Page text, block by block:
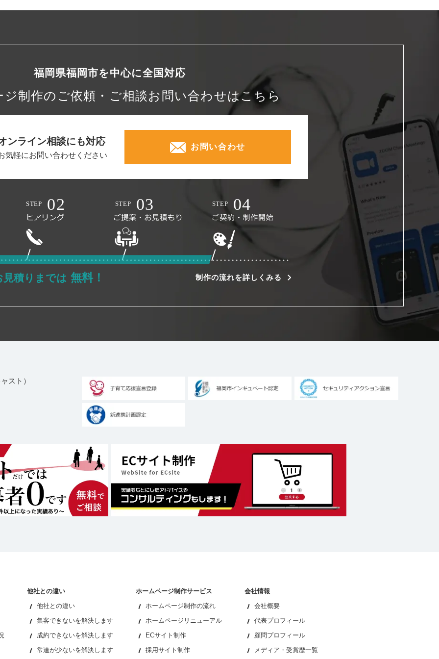
福岡県福岡市を中心に全国対応
ジ制作の ご依頼・ご相談お問い合わせはこちら
ンライン相談にも対応
気軽にお問い合わせください
お問い合わせ
積りまでは 無料！ 制作の流れを詳しくみる
スト）
他社との違い
他社との違い
集客できないを解決します
成約できないを解決します
常連が少ないを解決します
ホームページ制作サービス
ホームページ制作の流れ
ホームページリニューアル
ECサイト制作
採用サイト制作
会社情報
会社概要
代表プロフィール
顧問プロフィール
メディア・受賞歴一覧